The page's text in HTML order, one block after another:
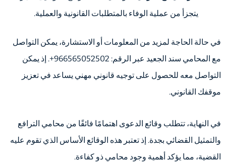
يتجزأ من عملية الوفاء بالمتطلبات القانونية والعملية.
في حالة الحاجة لمزيد من المعلومات أو الاستشارة، يمكن التواصل
مع المحامي سند الجعيد عبر الرقم: 966565052502+. إذ يمكن
التواصل معه للحصول على توجيه قانوني مهني يساعد في تعزيز
موقفك القانوني.
في النهاية، تتطلب وقائع الدعوى اهتمامًا فائقًا من محامي الترافع
والتمثيل القضائي بجدة. إذ تعتبر هذه الوقائع الأساس الذي تقوم عليه
القضية، مما يؤكد أهمية وجود محامي ذو كفاءة.